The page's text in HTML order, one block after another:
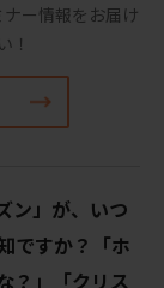
ー情報をお届け
！
ン」が、いつ
ですか？「ホ
？」「クリス